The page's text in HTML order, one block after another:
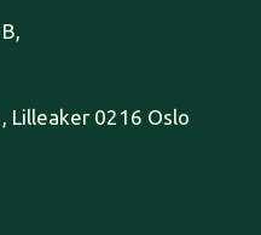
Lilleaker 0216 Oslo